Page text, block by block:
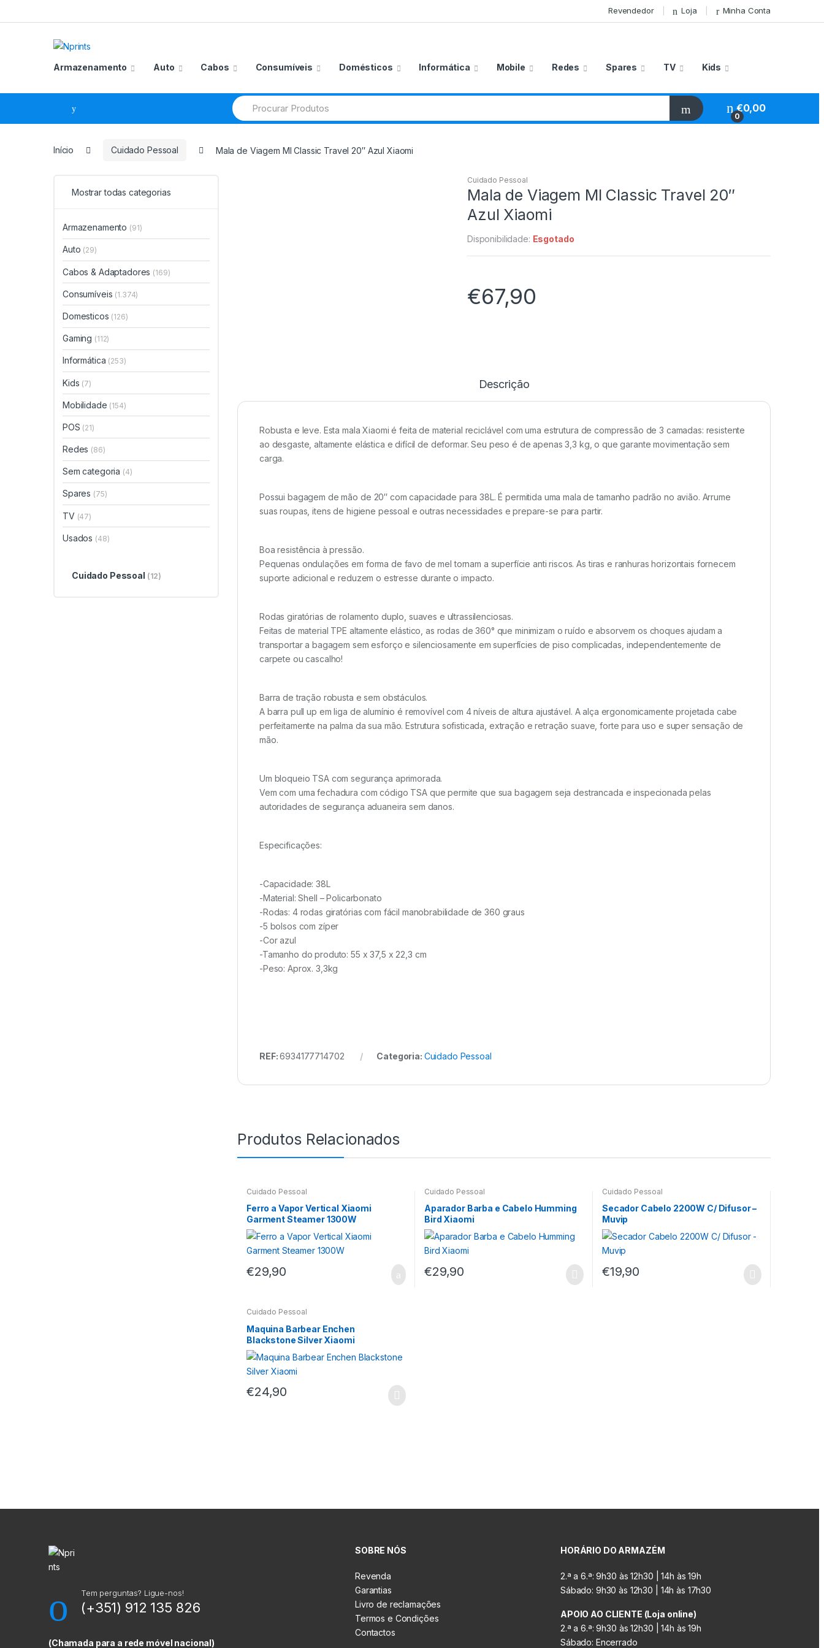
para
para
Revendedor Loja Minha Conta
Armazenamento Auto Cabos Consumíveis Domésticos Informática Mobile Redes Spares TV Kids
Procurar
por:
0
€0,00
Início Cuidado Pessoal Mala de Viagem MI Classic Travel 20″ Azul Xiaomi
Cuidado Pessoal
Mala de Viagem MI Classic Travel 20″
Azul Xiaomi
Disponibilidade: Esgotado
€67,90
Descrição
Robusta e leve. Esta mala Xiaomi é feita de material reciclável com uma estrutura de compressão de 3 camadas: resistente
ao desgaste, altamente elástica e difícil de deformar. Seu peso é de apenas 3,3 kg, o que garante movimentação sem
carga.
Possui bagagem de mão de 20″ com capacidade para 38L. É permitida uma mala de tamanho padrão no avião. Arrume
suas roupas, itens de higiene pessoal e outras necessidades e prepare-se para partir.
Boa resistência à pressão.
Pequenas ondulações em forma de favo de mel tornam a superfície anti riscos. As tiras e ranhuras horizontais fornecem
suporte adicional e reduzem o estresse durante o impacto.
Rodas giratórias de rolamento duplo, suaves e ultrassilenciosas.
Feitas de material TPE altamente elástico, as rodas de 360° que minimizam o ruído e absorvem os choques ajudam a
transportar a bagagem sem esforço e silenciosamente em superfícies de piso complicadas, independentemente de
carpete ou cascalho!
Barra de tração robusta e sem obstáculos.
A barra pull up em liga de alumínio é removível com 4 níveis de altura ajustável. A alça ergonomicamente projetada cabe
perfeitamente na palma da sua mão. Estrutura sofisticada, extração e retração suave, forte para uso e super sensação de
mão.
Um bloqueio TSA com segurança aprimorada.
Vem com uma fechadura com código TSA que permite que sua bagagem seja destrancada e inspecionada pelas
autoridades de segurança aduaneira sem danos.
Especificações:
-Capacidade: 38L
-Material: Shell – Policarbonato
-Rodas: 4 rodas giratórias com fácil manobrabilidade de 360 ​​graus
-5 bolsos com zíper
-Cor azul
-Tamanho do produto: 55 x 37,5 x 22,3 cm
-Peso: Aprox. 3,3kg
REF:6934177714702 Categoria: Cuidado Pessoal
Produtos Relacionados
Cuidado Pessoal
Ferro a Vapor Vertical Xiaomi
Garment Steamer 1300W
€29,90
Cuidado Pessoal
Aparador Barba e Cabelo Humming
Bird Xiaomi
€29,90
Cuidado Pessoal
Secador Cabelo 2200W C/ Difusor –
Muvip
€19,90
Cuidado Pessoal
Maquina Barbear Enchen
Blackstone Silver Xiaomi
€24,90
Mostrar todas categorias
Armazenamento (91)
Auto (29)
Cabos & Adaptadores (169)
Consumíveis (1.374)
Domesticos (126)
Gaming (112)
Informática (253)
Kids (7)
Mobilidade (154)
POS (21)
Redes (86)
Sem categoria (4)
Spares (75)
TV (47)
Usados (48)
Cuidado Pessoal (12)
Tem perguntas? Ligue-nos!
(+351) 912 135 826
(Chamada para a rede móvel nacional)
SOBRE NÓS
Revenda
Garantias
Livro de reclamações
Termos e Condições
Contactos
HORÁRIO DO ARMAZÉM
2.ª a 6.ª: 9h30 às 12h30 | 14h às 19h
Sábado: 9h30 às 12h30 | 14h às 17h30
APOIO AO CLIENTE (Loja online)
2.ª a 6.ª: 9h30 às 12h30 | 14h às 19h
Sábado: Encerrado